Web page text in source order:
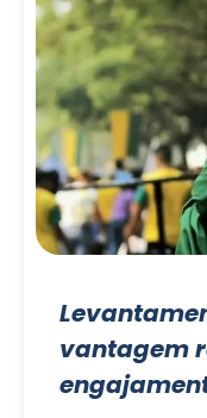
vantagem